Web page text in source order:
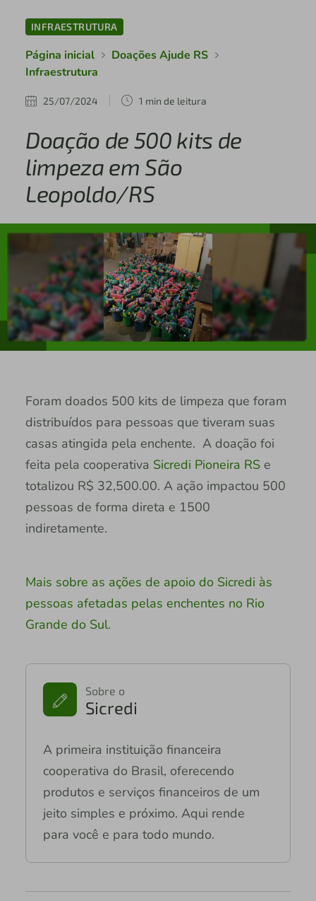
INFRAESTRUTURA
Página inicial
Doações Ajude RS
Infraestrutura
25/07/2024 1 min de leitura
Doação de 500 kits de
limpeza em São
Leopoldo/RS
Foram doados 500 kits de limpeza que foram
distribuídos para pessoas que tiveram suas
casas atingida pela enchente. A doação foi
feita pela cooperativa Sicredi Pioneira RSe
totalizou R$ 32,500.00. A ação impactou 500
pessoas de forma direta e 1500
indiretamente.
Mais sobre as ações de apoio do Sicredi às
pessoas afetadas pelas enchentes no Rio
Grande do Sul.
Sobre o
Sicredi
A primeira instituição financeira
cooperativa do Brasil, oferecendo
produtos e serviços financeiros de um
jeito simples e próximo. Aqui rende
para você e para todo mundo.